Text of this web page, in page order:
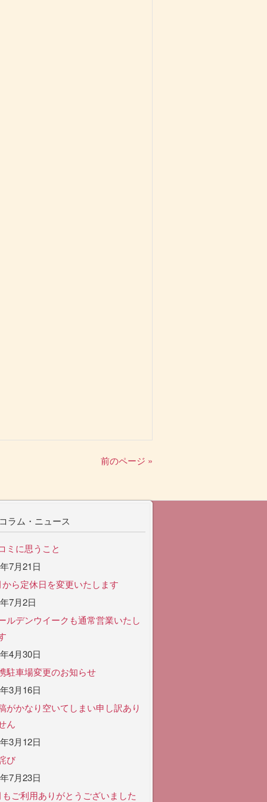
前のページ »
ラム・ニュース
ミに思うこと
7月21日
から定休日を変更いたします
7月2日
ルデンウイークも通常営業いたし
4月30日
駐車場変更のお知らせ
3月16日
がかなり空いてしまい申し訳あり
ん
3月12日
び
7月23日
もご利用ありがとうございました